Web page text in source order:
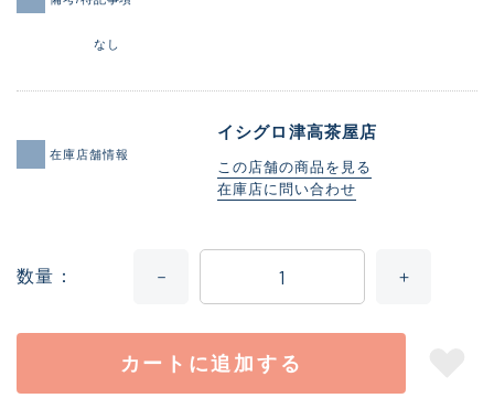
なし
在庫店舗情報
イシグロ津高茶屋店
この店舗の商品を見る
在庫店に問い合わせ
数量
カートに追加する